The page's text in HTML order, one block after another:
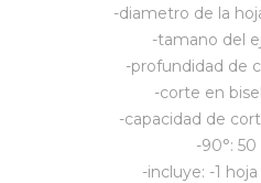
-diametro de la
-tamano del
-profundidad de
-corte en
-capacidad de
-90°:
-incluye: -1
Ferretería
Vestimenta y calzado